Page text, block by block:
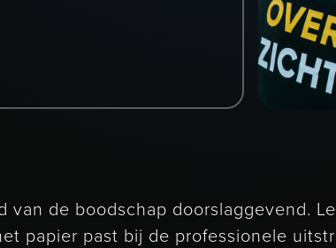
van de boodschap doorslaggevend.
papier past bij de professionele